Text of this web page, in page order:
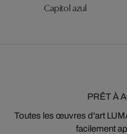
Capitol azul
PRÊT À
Toutes les œuvres d'art
facilement